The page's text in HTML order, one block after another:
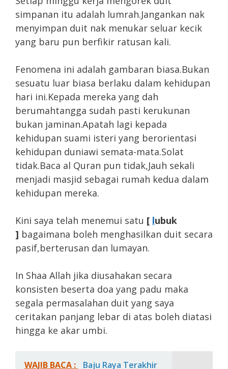
simpanan itu adalah lumrah.Jangankan nak
menyimpan duit nak menukar seluar kecik
yang baru pun berfikir ratusan kali.
Fenomena ini adalah gambaran biasa.Bukan
sesuatu luar biasa berlaku dalam kehidupan
hari ini.Kepada mereka yang dah
berumahtangga sudah pasti kerukunan
bukan jaminan.Apatah lagi kepada
kehidupan suami isteri yang berorientasi
kehidupan duniawi semata-mata.Solat
tidak.Baca al Quran pun tidak,Jauh sekali
menjadi masjid sebagai rumah kedua dalam
kehidupan mereka.
Kini saya telah menemui satu [ lubuk
] bagaimana boleh menghasilkan duit secara
pasif,berterusan dan lumayan.
In Shaa Allah jika diusahakan secara
konsisten beserta doa yang padu maka
segala permasalahan duit yang saya
ceritakan panjang lebar di atas boleh diatasi
hingga ke akar umbi.
WAJIB BACA :
Baju Raya Terakhir